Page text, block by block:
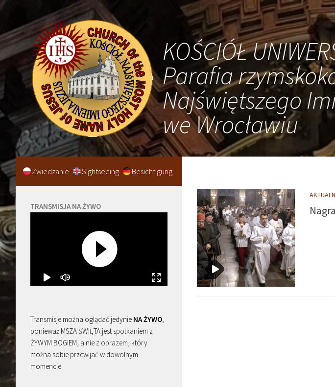
KOŚCIÓŁ
Parafia
Najświętszego
we Wrocławiu
Zwiedzanie Sightseeing Besichtigung
TRANSMISJA NA ŻYWO
Transmisje można oglądać jedynie NA ŻYWO,
ponieważ MSZA ŚWIĘTA jest spotkaniem z
ŻYWYM BOGIEM, a nie z obrazem, który
można sobie przewijać w dowolnym
momencie.